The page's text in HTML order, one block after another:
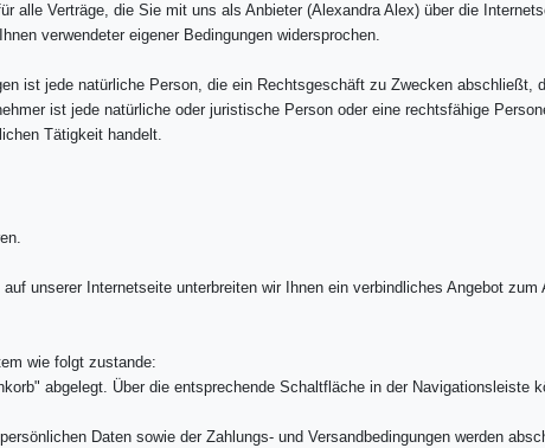
alle Verträge, die Sie mit uns als Anbieter (Alexandra Alex) über die
verwendeter eigener Bedingungen widersprochen.
ist jede natürliche Person, die ein Rechtsgeschäft zu Zwecken abschließt,
ist jede natürliche oder juristische Person oder eine rechtsfähige
Tätigkeit handelt.
unserer Internetseite unterbreiten wir Ihnen ein verbindliches Angebot
wie folgt zustande:
abgelegt. Über die entsprechende Schaltfläche in der Navigationsleiste
Daten sowie der Zahlungs- und Versandbedingungen werden